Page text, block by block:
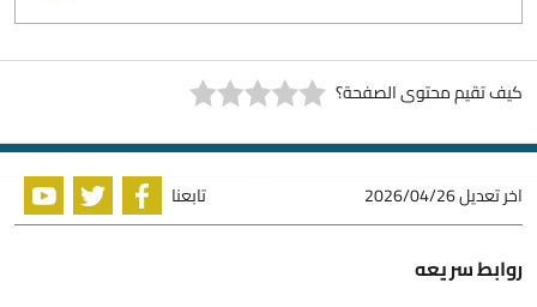
كيف تقيم محتوى الصفحة؟
اخر تعديل2026/04/26 تابعنا
روابط سريعه